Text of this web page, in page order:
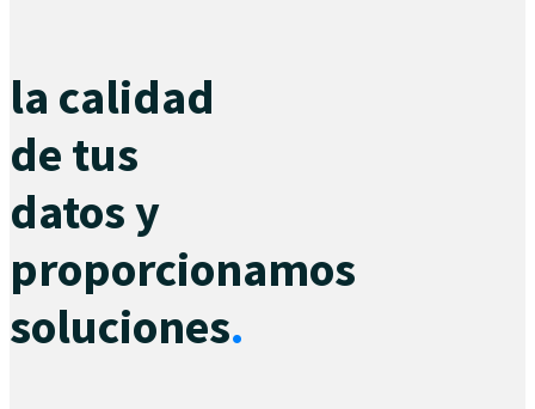
la calidad
de tus
datos y
proporcionamos
soluciones.